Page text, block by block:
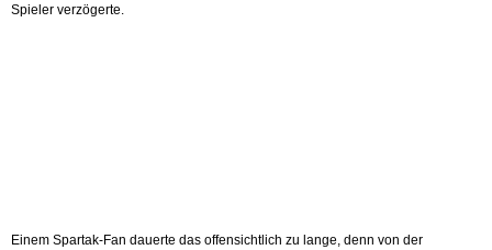
Spieler verzögerte.
Einem Spartak-Fan dauerte das offensichtlich zu lange, denn von der